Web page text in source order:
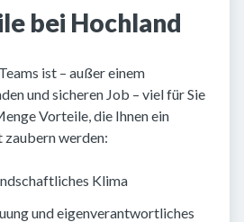
bei Hochland
ist – außer einem
und sicheren Job – viel für Sie
Vorteile, die Ihnen ein
zaubern werden:
Klima
und eigen­verantwortliches